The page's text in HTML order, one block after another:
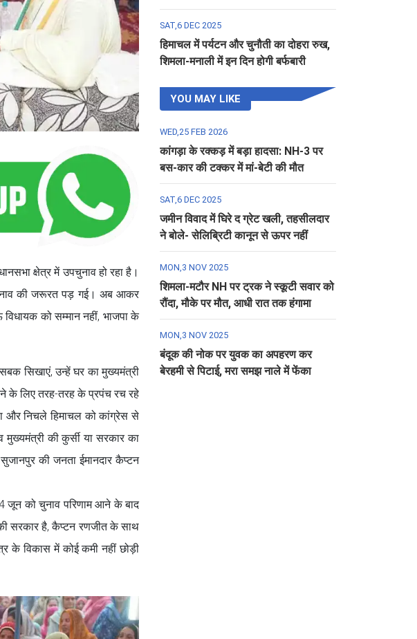
क्षेत्र में उपचुनाव हो रहा है।
चुनाव की जरूरत पड़ गई। अब आकर
को सम्मान नहीं, भाजपा के
सिखाएं, उन्हें घर का मुख्यमंत्री
के लिए तरह-तरह के प्रपंच रच रहे
और निचले हिमाचल को कांग्रेस से
की कुर्सी या सरकार का
की जनता ईमानदार कैप्टन
जून को चुनाव परिणाम आने के बाद
सरकार है, कैप्टन रणजीत के साथ
के विकास में कोई कमी नहीं छोड़ी
SAT,6 DEC 2025
हिमाचल में पर्यटन और चुनौती का दोहरा रुख,
शिमला-मनाली में इन दिन होगी बर्फबारी
YOU MAY LIKE
WED,25 FEB 2026
कांगड़ा के रक्कड़ में बड़ा हादसा: NH-3 पर
बस-कार की टक्कर में मां-बेटी की मौत
SAT,6 DEC 2025
जमीन विवाद में घिरे द ग्रेट खली, तहसीलदार
ने बोले- सेलिब्रिटी कानून से ऊपर नहीं
MON,3 NOV 2025
शिमला-मटौर NH पर ट्रक ने स्कूटी सवार को
रौंदा, मौके पर मौत, आधी रात तक हंगामा
MON,3 NOV 2025
बंदूक की नोक पर युवक का अपहरण कर
बेरहमी से पिटाई, मरा समझ नाले में फेंका